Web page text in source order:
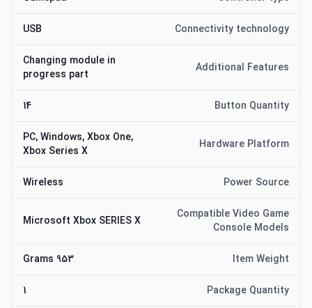
Connectivity technology
USB
Additional Features
Changing module in
progress part
Button Quantity
14
Hardware Platform
PC, Windows, Xbox One,
Xbox Series X
Power Source
Wireless
Compatible Video Game
Console Models
Microsoft Xbox SERIES X
Item Weight
953 Grams
Package Quantity
1